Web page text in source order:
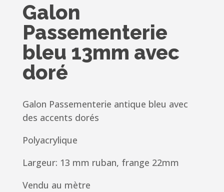
Galon
Passementerie
bleu 13mm avec
doré
Galon Passementerie antique bleu avec
des accents dorés
Polyacrylique
Largeur: 13 mm ruban, frange 22mm
Vendu au mètre